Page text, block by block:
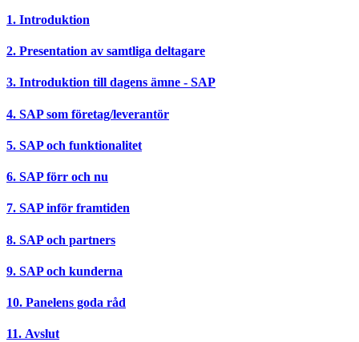
1. Introduktion
2. Presentation av samtliga deltagare
3. Introduktion till dagens ämne - SAP
4. SAP som företag/leverantör
5. SAP och funktionalitet
6. SAP förr och nu
7. SAP inför framtiden
8. SAP och partners
9. SAP och kunderna
10. Panelens goda råd
11. Avslut